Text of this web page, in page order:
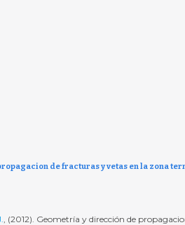
de fracturas y vetas en la zona
, (2012). Geometría y dirección de